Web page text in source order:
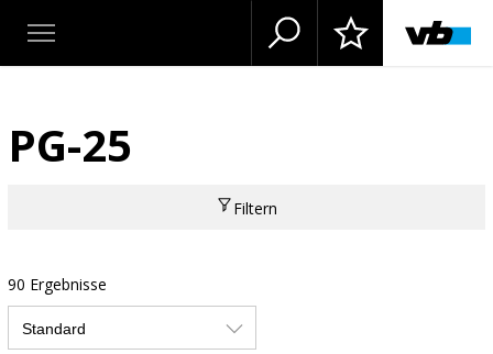
PG-25
Filtern
90 Ergebnisse